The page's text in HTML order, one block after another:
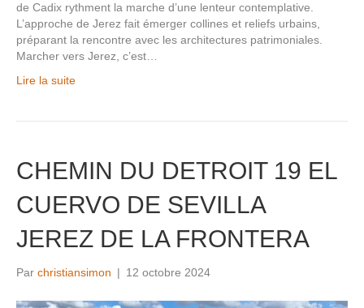
de Cadix rythment la marche d’une lenteur contemplative.
L’approche de Jerez fait émerger collines et reliefs urbains,
préparant la rencontre avec les architectures patrimoniales.
Marcher vers Jerez, c’est…
Lire la suite
CHEMIN DU DETROIT 19 EL
CUERVO DE SEVILLA
JEREZ DE LA FRONTERA
Par christiansimon | 12 octobre 2024